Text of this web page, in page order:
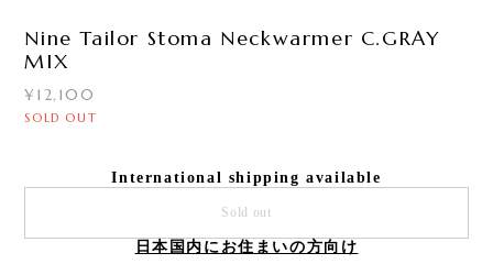
Nine Tailor Stoma Neckwarmer C.GRAY
MIX
¥12,100
SOLD OUT
International shipping available
Sold out
日本国内にお住まいの方向け